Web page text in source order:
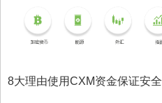
8大理由使用CXM资金保证安全